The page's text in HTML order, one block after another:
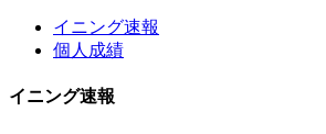
イニング速報
個人成績
イニング速報